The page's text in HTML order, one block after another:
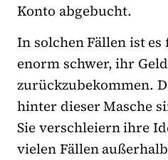
Konto abgebucht.
In solchen Fällen ist
enorm schwer, ihr Geld
zurückzubekommen.
hinter dieser Masche
Sie verschleiern ihre
vielen Fällen